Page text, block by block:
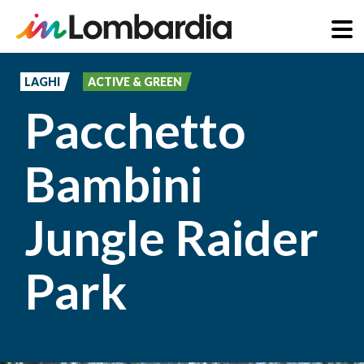
principale
LAGHI ACTIVE & GREEN
Pacchetto
Bambini
Jungle Raider
Park